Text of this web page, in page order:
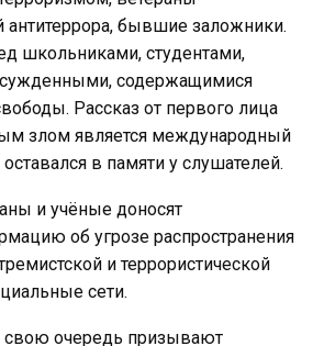
антитеррора, бывшие заложники.
школьниками, студентами,
содержащимися
Рассказ от первого лица
злом является международный
в памяти у слушателей.
и учёные доносят
об угрозе распространения
и террористической
сети.
свою очередь призывают